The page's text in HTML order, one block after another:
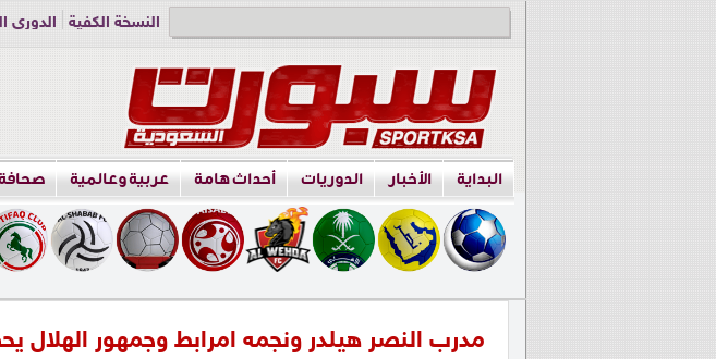
النسخة الكفية الدوري
البداية الأخبار الدوريات أحداث هامة عربية وعالمية
مدرب النصر هيلدر ونجمه امرابط وجمهور الهلال